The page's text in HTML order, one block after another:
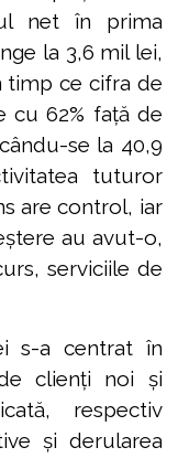
net în prima
la 3,6 mil lei,
timp ce cifra de
cu 62% față de
se la 40,9
tuturor
are control, iar
au avut-o,
serviciile de
s-a centrat în
clienți noi și
respectiv
și derularea